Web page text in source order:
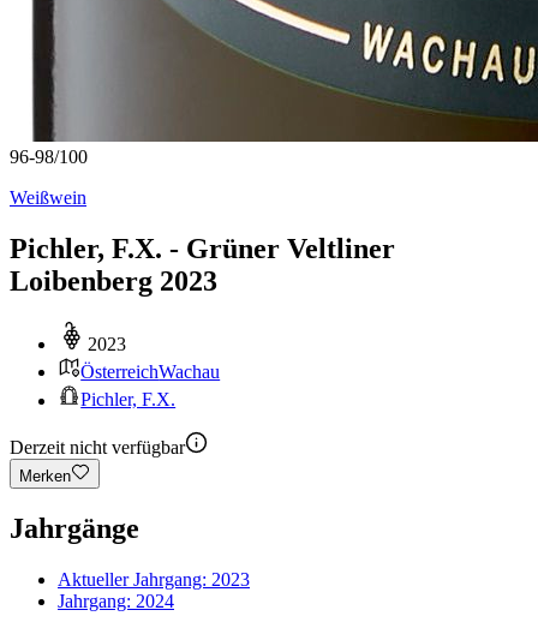
96-98/100
Weißwein
Pichler, F.X. - Grüner Veltliner
Loibenberg 2023
2023
ÖsterreichWachau
Pichler, F.X.
Derzeit nicht verfügbar
Merken
Jahrgänge
Aktueller Jahrgang: 2023
Jahrgang: 2024